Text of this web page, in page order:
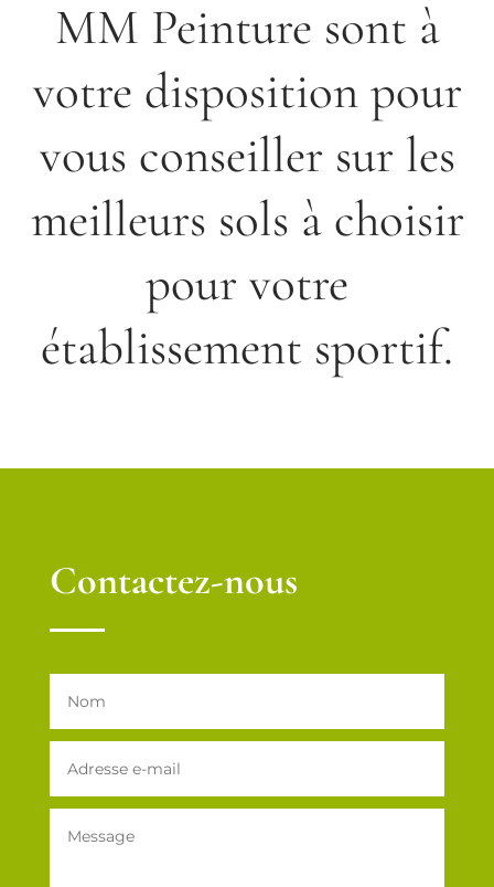
MM Peinture sont à
votre disposition pour
vous conseiller sur les
meilleurs sols à choisir
pour votre
établissement sportif.
Contactez-nous